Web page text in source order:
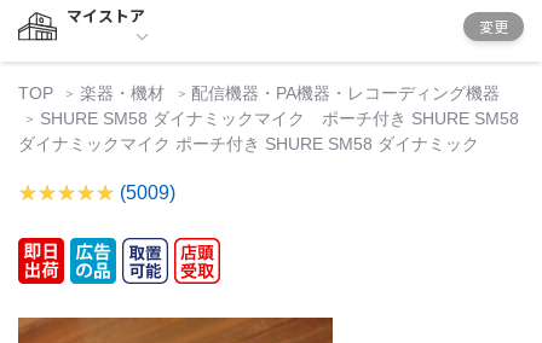
マイストア
変更
TOP 楽器・機材
配信機器・PA機器・レコーディング機器
SHURE SM58 ダイナミックマイク ポーチ付き SHURE SM58
ダイナミックマイク ポーチ付き SHURE SM58 ダイナミック
(5009)